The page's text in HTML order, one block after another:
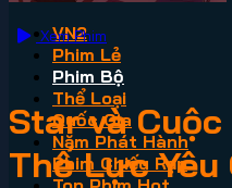
VN2
Phim Lẻ
Phim Bộ
Thể Loại
Quốc Gia
Năm Phát Hành
Phim Chiếu Rạp
Xem Phim
Star và
Thế Lực Yêu